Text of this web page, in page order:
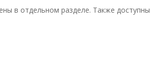
в отдельном разделе. Также доступны